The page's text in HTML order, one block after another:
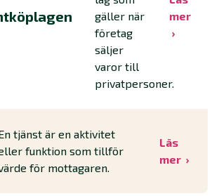
gäller när
företag
säljer
varor till
privatpersoner.
mer
tjänst är en aktivitet
funktion som tillför
för mottagaren.
Läs
mer